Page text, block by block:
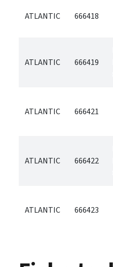
ATLANTIC 666418
ATLANTIC 666419
ATLANTIC 666421
ATLANTIC 666422
ATLANTIC 666423